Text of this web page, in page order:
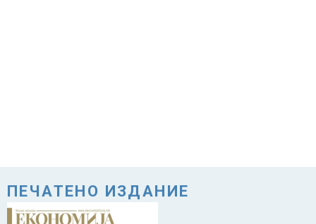
ПЕЧАТЕНО ИЗДАНИЕ